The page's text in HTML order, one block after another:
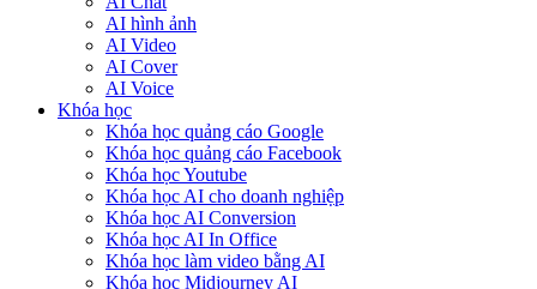
AI hình ảnh
AI Video
AI Cover
AI Voice
Khóa học
Khóa học quảng cáo Google
Khóa học quảng cáo Facebook
Khóa học Youtube
Khóa học AI cho doanh nghiệp
Khóa học AI Conversion
Khóa học AI In Office
Khóa học làm video bằng AI
Khóa học Midjourney AI